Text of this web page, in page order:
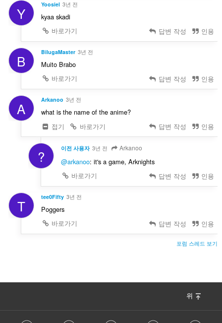
Y Yoosiel 3년 전
kyaa skadi
바로가기
답변 작성 인용
B BilugaMaster 3년 전
Muito Brabo
바로가기
답변 작성 인용
A Arkanoo 3년 전
what is the name of the anime?
접기
바로가기 답변 작성 인용
? 이전 사용자 3년 전 Arkanoo
@arkanoo: it's a game, Arknights
바로가기
답변 작성 인용
T tee0Fifty 3년 전
Poggers
바로가기
답변 작성 인용
포럼 스레드 보기
위